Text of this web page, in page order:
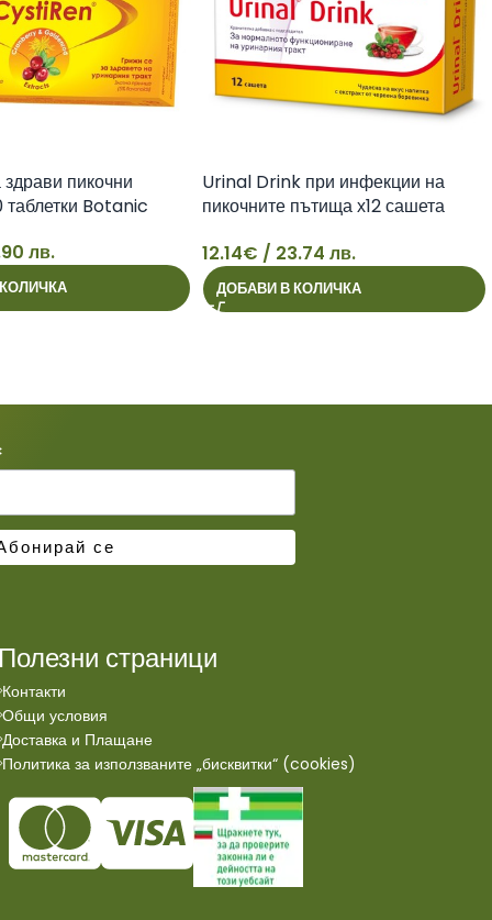
пикочни
Botanic
лв.
Urinal Drink при инфекции на
пикочните пътища х12 сашета
12.14€ / 23.74 лв.
ДОБАВИ В КОЛИЧКА
страници
Контакти
Общи условия
Доставка и Плащане
Политика за използваните „бисквитки“ (cookies)